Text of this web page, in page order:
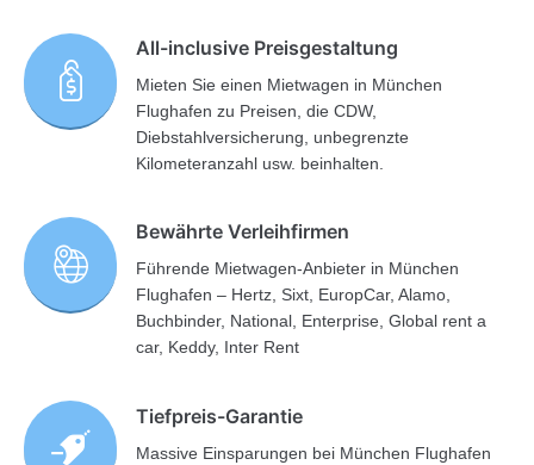
All-inclusive Preisgestaltung
Mieten Sie einen Mietwagen in München
Flughafen zu Preisen, die CDW,
Diebstahlversicherung, unbegrenzte
Kilometeranzahl usw. beinhalten.
Bewährte Verleihfirmen
Führende Mietwagen-Anbieter in München
Flughafen – Hertz, Sixt, EuropCar, Alamo,
Buchbinder, National, Enterprise, Global rent a
car, Keddy, Inter Rent
Tiefpreis-Garantie
Massive Einsparungen bei München Flughafen